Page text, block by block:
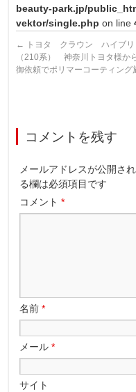
beauty-park.jp/
vektor/single.php on line
←
トヨタ クラウン ハイブリ
（210系） 神奈川トヨタ様か
御依頼でポリマーコーティング
コメントを残す
メールアドレスが公開さ
る欄は必須項目です
コメント*
名前*
メール*
サイト